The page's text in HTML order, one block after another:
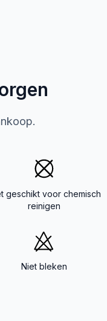
geschikt voor chemisch
reinigen
Niet bleken